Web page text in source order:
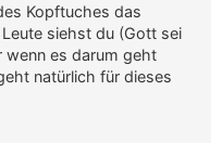
Kopftuches das
siehst du (Gott sei
wenn es darum geht
natürlich für dieses